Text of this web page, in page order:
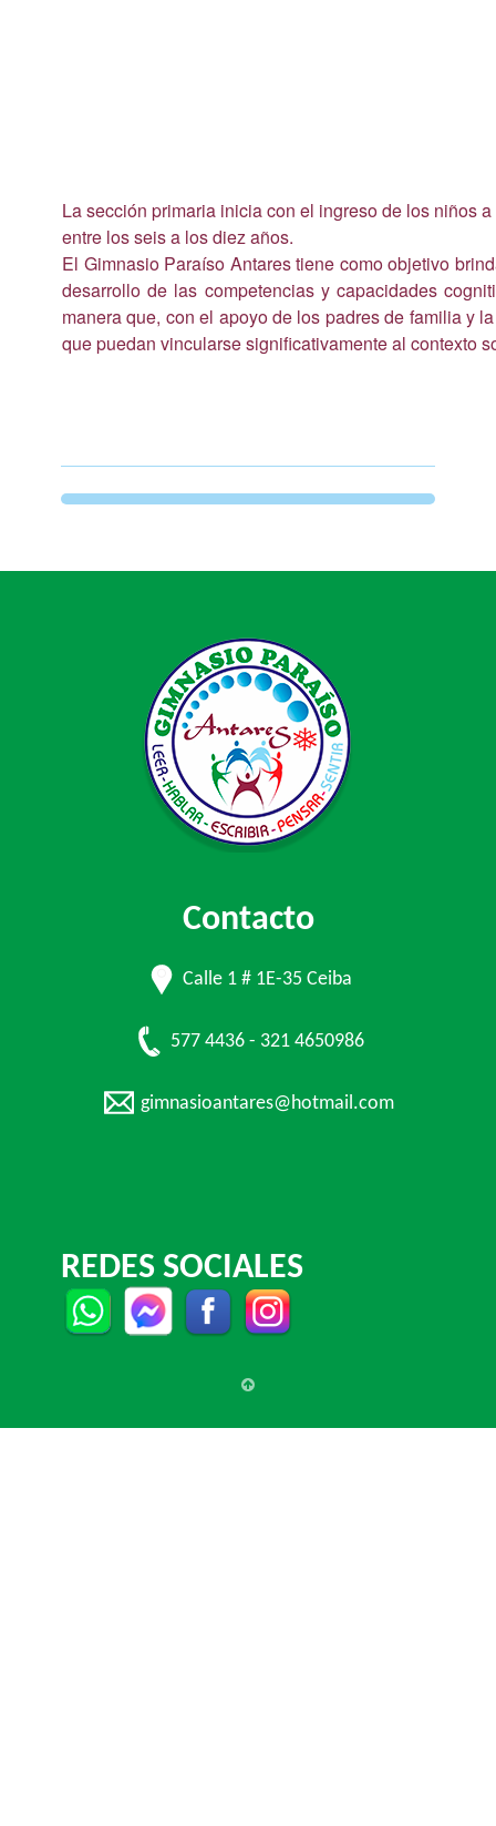
La sección primaria inicia con el ingreso de los niños
entre los seis a los diez años.
El Gimnasio Paraíso Antares tiene como objetivo
desarrollo de las competencias y capacidades
manera que, con el apoyo de los padres de familia y
que puedan vincularse significativamente al contexto
Contacto
Calle 1 # 1E-35 Ceiba
577 4436 - 321 4650986
gimnasioantares@hotmail.com
REDES SOCIALES